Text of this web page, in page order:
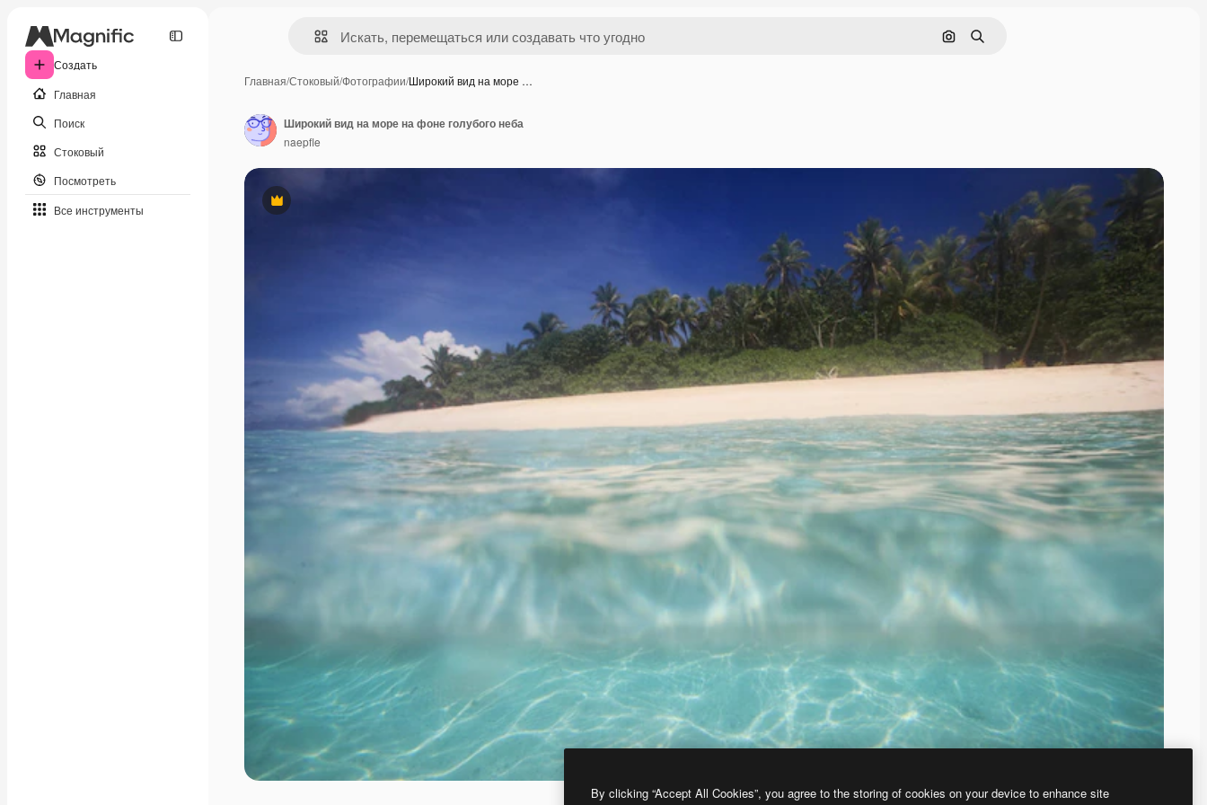
Создать
Главная
Поиск
Стоковый
Посмотреть
Все инструменты
Поиск по изображению
Поиск
Главная/Стоковый/Фотографии/Широкий вид на море …
Премиум
Широкий вид на море на фоне голубого неба
naepfle
By clicking “Accept All Cookies”, you agree to the storing of cookies on your device to enhance site